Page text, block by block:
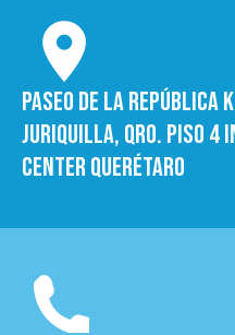
Paseo de la República
Juriquilla, Qro. Piso 4
Center Querétaro